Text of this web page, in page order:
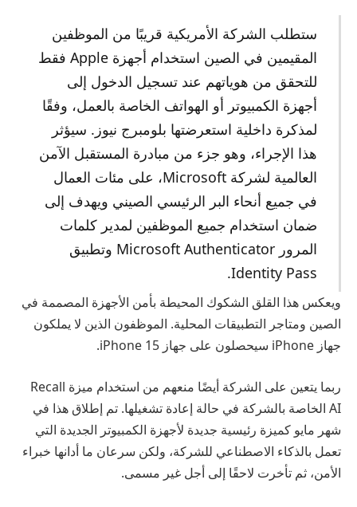
ستطلب الشركة الأمريكية قريبًا من الموظفين
المقيمين في الصين استخدام أجهزة Apple فقط
للتحقق من هوياتهم عند تسجيل الدخول إلى
أجهزة الكمبيوتر أو الهواتف الخاصة بالعمل، وفقًا
لمذكرة داخلية استعرضتها بلومبرج نيوز. سيؤثر
هذا الإجراء، وهو جزء من مبادرة المستقبل الآمن
العالمية لشركة Microsoft، على مئات العمال
في جميع أنحاء البر الرئيسي الصيني ويهدف إلى
ضمان استخدام جميع الموظفين لمدير كلمات
المرور Microsoft Authenticator وتطبيق
Identity Pass.
ويعكس هذا القلق الشكوك المحيطة بأمن الأجهزة المصممة في
الصين ومتاجر التطبيقات المحلية. الموظفون الذين لا يملكون
جهاز iPhone سيحصلون على جهاز iPhone 15.
ربما يتعين على الشركة أيضًا منعهم من استخدام ميزة Recall
AI الخاصة بالشركة في حالة إعادة تشغيلها. تم إطلاق هذا في
شهر مايو كميزة رئيسية جديدة لأجهزة الكمبيوتر الجديدة التي
تعمل بالذكاء الاصطناعي للشركة، ولكن سرعان ما أدانها خبراء
الأمن، ثم تأخرت لاحقًا إلى أجل غير مسمى.